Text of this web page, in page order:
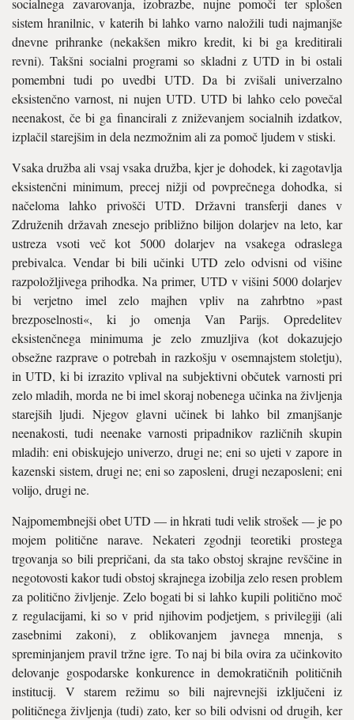
socialnega zavarovanja, izobrazbe, nujne pomoči ter splošen
sistem hranilnic, v katerih bi lahko varno naložili tudi najmanjše
dnevne prihranke (nekakšen mikro kredit, ki bi ga kreditirali
revni). Takšni socialni programi so skladni z UTD in bi ostali
pomembni tudi po uvedbi UTD. Da bi zvišali univerzalno
eksistenčno varnost, ni nujen UTD. UTD bi lahko celo povečal
neenakost, če bi ga financirali z zniževanjem socialnih izdatkov,
izplačil starejšim in dela nezmožnim ali za pomoč ljudem v stiski.
Vsaka družba ali vsaj vsaka družba, kjer je dohodek, ki zagotavlja
eksistenčni minimum, precej nižji od povprečnega dohodka, si
načeloma lahko privošči UTD. Državni transferji danes v
Združenih državah znesejo približno bilijon dolarjev na leto, kar
ustreza vsoti več kot 5000 dolarjev na vsakega odraslega
prebivalca. Vendar bi bili učinki UTD zelo odvisni od višine
razpoložljivega prihodka. Na primer, UTD v višini 5000 dolarjev
bi verjetno imel zelo majhen vpliv na zahrbtno »past
brezposelnosti«, ki jo omenja Van Parijs. Opredelitev
eksistenčnega minimuma je zelo zmuzljiva (kot dokazujejo
obsežne razprave o potrebah in razkošju v osemnajstem stoletju),
in UTD, ki bi izrazito vplival na subjektivni občutek varnosti pri
zelo mladih, morda ne bi imel skoraj nobenega učinka na življenja
starejših ljudi. Njegov glavni učinek bi lahko bil zmanjšanje
neenakosti, tudi neenake varnosti pripadnikov različnih skupin
mladih: eni obiskujejo univerzo, drugi ne; eni so ujeti v zapore in
kazenski sistem, drugi ne; eni so zaposleni, drugi nezaposleni; eni
volijo, drugi ne.
Najpomembnejši obet UTD — in hkrati tudi velik strošek — je po
mojem politične narave. Nekateri zgodnji teoretiki prostega
trgovanja so bili prepričani, da sta tako obstoj skrajne revščine in
negotovosti kakor tudi obstoj skrajnega izobilja zelo resen problem
za politično življenje. Zelo bogati bi si lahko kupili politično moč
z regulacijami, ki so v prid njihovim podjetjem, s privilegiji (ali
zasebnimi zakoni), z oblikovanjem javnega mnenja, s
spreminjanjem pravil tržne igre. To naj bi bila ovira za učinkovito
delovanje gospodarske konkurence in demokratičnih političnih
institucij. V starem režimu so bili najrevnejši izključeni iz
političnega življenja (tudi) zato, ker so bili odvisni od drugih, ker